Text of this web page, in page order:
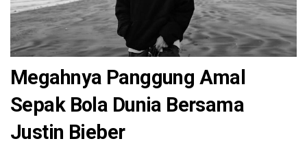
Megahnya Panggung Amal
Sepak Bola Dunia Bersama
Justin Bieber